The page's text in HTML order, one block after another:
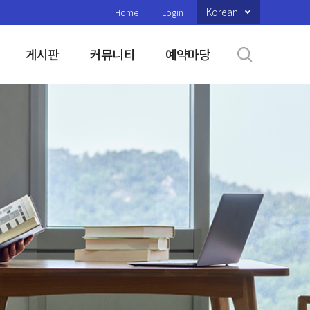
Home Login Korean
게시판 커뮤니티 예약마당